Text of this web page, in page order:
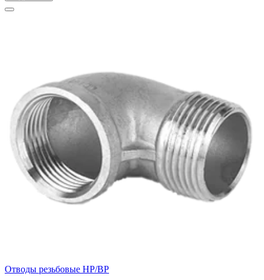
Отводы резьбовые НР/ВР